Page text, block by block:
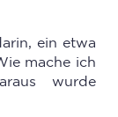
ein etwa
mache ich
wurde